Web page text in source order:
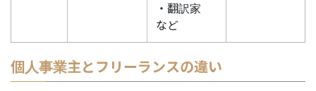
・翻訳家
など
個人事業主とフリーランスの違い